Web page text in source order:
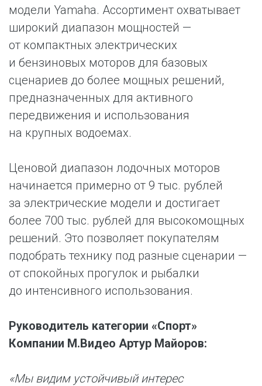
модели Yamaha. Ассортимент охватывает
широкий диапазон мощностей —
от компактных электрических
и бензиновых моторов для базовых
сценариев до более мощных решений,
предназначенных для активного
передвижения и использования
на крупных водоемах.
Ценовой диапазон лодочных моторов
начинается примерно от 9 тыс. рублей
за электрические модели и достигает
более 700 тыс. рублей для высокомощных
решений. Это позволяет покупателям
подобрать технику под разные сценарии —
от спокойных прогулок и рыбалки
до интенсивного использования.
Руководитель категории «Спорт»
Компании М.Видео Артур Майоров:
«Мы видим устойчивый интерес